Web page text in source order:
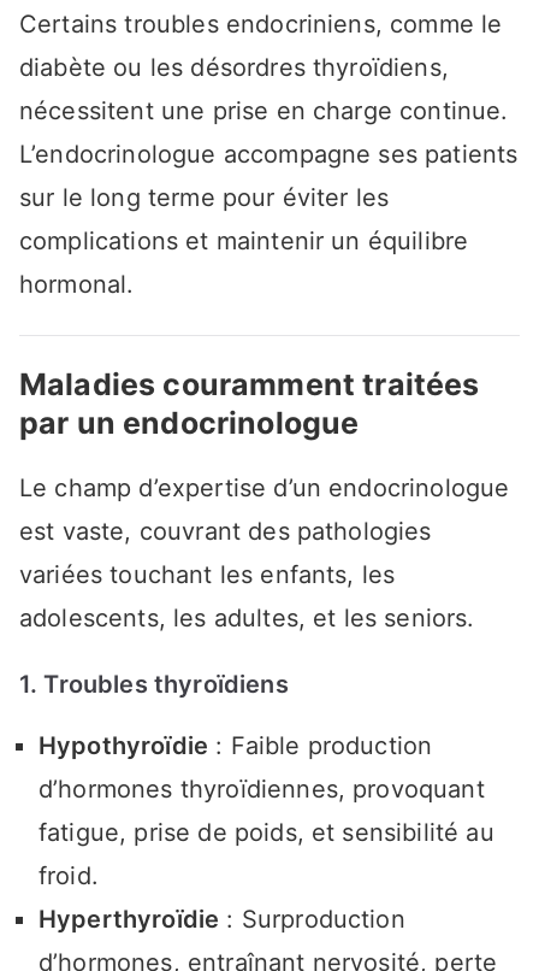
Certains troubles endocriniens, comme le
diabète ou les désordres thyroïdiens,
nécessitent une prise en charge continue.
L’endocrinologue accompagne ses patients
sur le long terme pour éviter les
complications et maintenir un équilibre
hormonal.
Maladies couramment traitées
par un endocrinologue
Le champ d’expertise d’un endocrinologue
est vaste, couvrant des pathologies
variées touchant les enfants, les
adolescents, les adultes, et les seniors.
1. Troubles thyroïdiens
Hypothyroïdie : Faible production
d’hormones thyroïdiennes, provoquant
fatigue, prise de poids, et sensibilité au
froid.
Hyperthyroïdie : Surproduction
d’hormones, entraînant nervosité, perte